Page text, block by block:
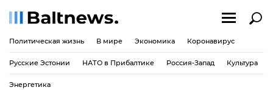
Политическая жизнь В мире Экономика Коронавирус
Русские Эстонии НАТО в Прибалтике Россия-Запад Культура
Энергетика